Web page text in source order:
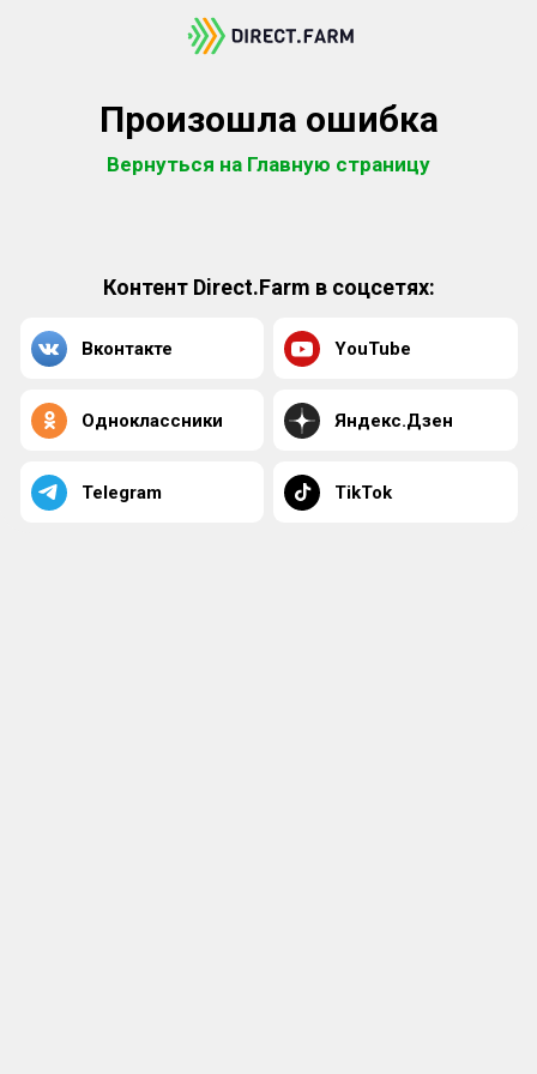
Произошла ошибка
Вернуться на Главную страницу
Контент Direct.Farm в соцсетях:
Вконтакте YouTube
Одноклассники Яндекс.Дзен
Telegram TikTok